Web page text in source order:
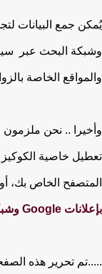
يُمكن جمع البيانات
وشبكة البحث عبر
والمواقع الخاصة
وأخيرا .. نحن ملزمون
تعطيل خاصية
المتصفح الخاص بك،
بإعلانات Google وشبكة المحتوى
.....تم تحرير هذه الصفحة فى